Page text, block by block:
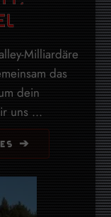
Milliardäre
das
dein
uns ...
➔